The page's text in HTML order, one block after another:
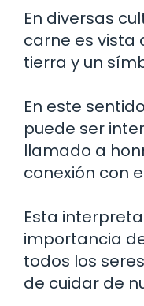
En diversas
carne es vista
tierra y un
En este
puede ser
llamado a
conexión con
Esta
importancia
todos los
de cuidar de